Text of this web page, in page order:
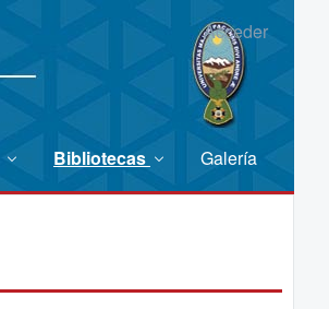
Acceder
Bibliotecas Galería